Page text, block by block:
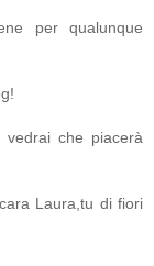
per qualunque
che piacerà
Laura,tu di fiori